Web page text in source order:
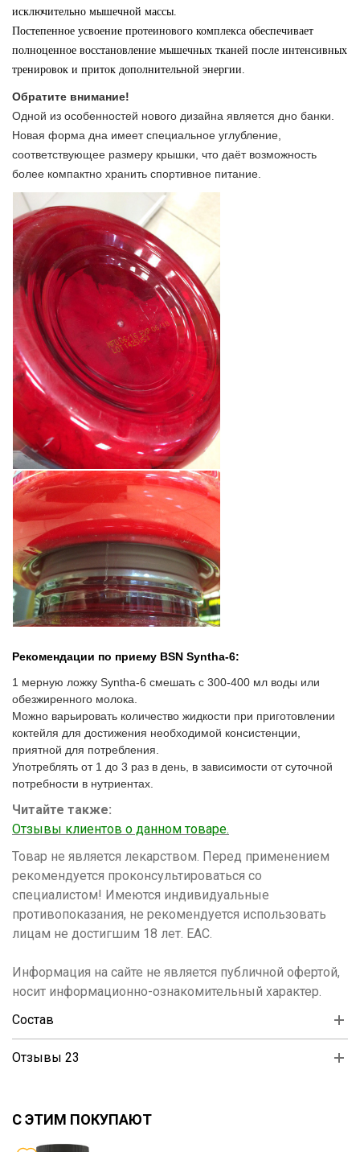
исключительно мышечной массы.
Постепенное усвоение протеинового комплекса обеспечивает
полноценное восстановление мышечных тканей после интенсивных
тренировок и приток дополнительной энергии.
Обратите внимание!
Одной из особенностей нового дизайна является дно банки.
Новая форма дна имеет специальное углубление,
соответствующее размеру крышки, что даёт возможность
более компактно хранить спортивное питание.
Рекомендации по приему BSN Syntha-6:
1 мерную ложку Syntha-6 смешать с 300-400 мл воды или
обезжиренного молока.
Можно варьировать количество жидкости при приготовлении
коктейля для достижения необходимой консистенции,
приятной для потребления.
Употреблять от 1 до 3 раз в день, в зависимости от суточной
потребности в нутриентах.
Читайте также:
Отзывы клиентов о данном товаре.
Товар не является лекарством. Перед применением
рекомендуется проконсультироваться со
специалистом! Имеются индивидуальные
противопоказания, не рекомендуется использовать
лицам не достигшим 18 лет. ЕАС.
Информация на сайте не является публичной офертой,
носит информационно-ознакомительный характер.
Состав
Отзывы 23
С ЭТИМ ПОКУПАЮТ